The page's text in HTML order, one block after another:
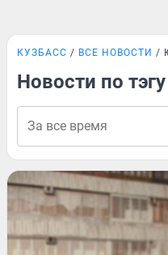
КУЗБАСС ВСЕ НОВОСТИ
Новости по